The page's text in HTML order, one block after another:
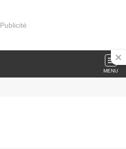
Publicité
MENU